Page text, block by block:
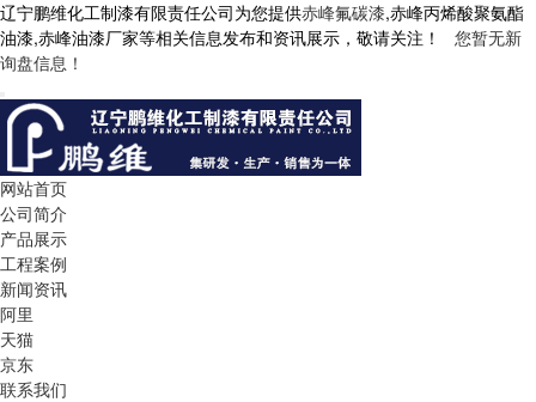
辽宁鹏维化工制漆有限责任公司为您提供赤峰氟碳漆,赤峰丙烯酸聚氨酯
油漆,赤峰油漆厂家等相关信息发布和资讯展示，敬请关注！ 您暂无新
询盘信息！
网站首页
公司简介
产品展示
工程案例
新闻资讯
阿里
天猫
京东
联系我们